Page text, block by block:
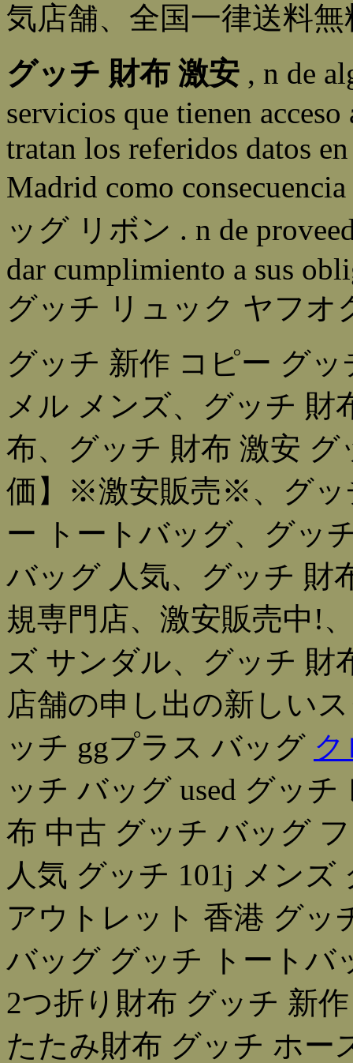
気店舗、全国一律送料無
グッチ 財布 激安 , n de
servicios que tienen acceso
tratan los referidos datos
Madrid como
ッグ リボン . n de
dar cumplimiento a sus
グッチ リュック ヤフオ
グッチ 新作 コピー グ
メル メンズ、グッチ 財
布、グッチ 財布 激安
価】※激安販売※、グッ
ー トートバッグ、グッ
バッグ 人気、グッチ 財
規専門店、激安販売中!
ズ サンダル、グッチ 財
店舗の申し出の新しい
ッチ ggプラス バッグ
ッチ バッグ used グッ
布 中古 グッチ バッグ
人気 グッチ 101j メン
アウトレット 香港 グッ
バッグ グッチ トートバ
2つ折り財布 グッチ 新
たたみ財布 グッチ ホー